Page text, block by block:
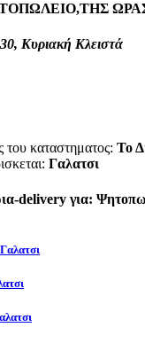
Κυριακή Κλειστά
του καταστηματος: Το
Γαλατσι
delivery για: